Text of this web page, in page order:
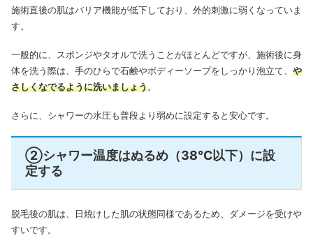
施術直後の肌はバリア機能が低下しており、外的刺激に弱くなっていま
す。
一般的に、スポンジやタオルで洗うことがほとんどですが、施術後に身
体を洗う際は、手のひらで石鹸やボディーソープをしっかり泡立て、 や
さしくなでるように洗いましょう。
さらに、シャワーの水圧も普段より弱めに設定すると安心です。
②シャワー温度はぬるめ（38℃以下）に設
定する
脱毛後の肌は、日焼けした肌の状態同様であるため、ダメージを受けや
すいです。